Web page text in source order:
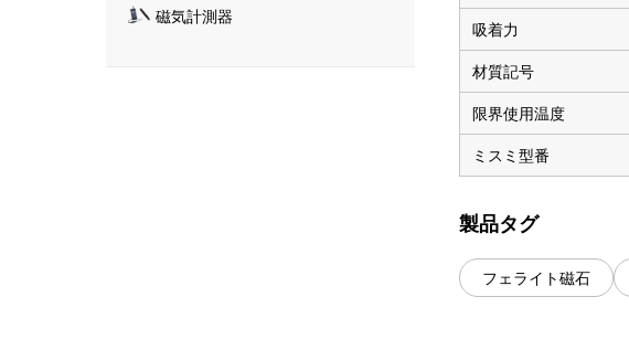
磁気計測器
吸着力
材質記号
限界使用温度
ミスミ型番
製品タグ
フェライト磁石